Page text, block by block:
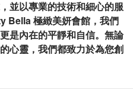
並以專業的技術和細心的服
Bella 極緻美妍會館，我們
是內在的平靜和自信。無論
心靈，我們都致力於為您創